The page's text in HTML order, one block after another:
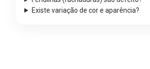
Existe variação de cor e aparência?